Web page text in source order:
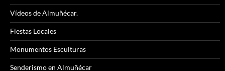
Vídeos de Almuñécar.
Fiestas Locales
Monumentos Esculturas
Senderismo en Almuñécar